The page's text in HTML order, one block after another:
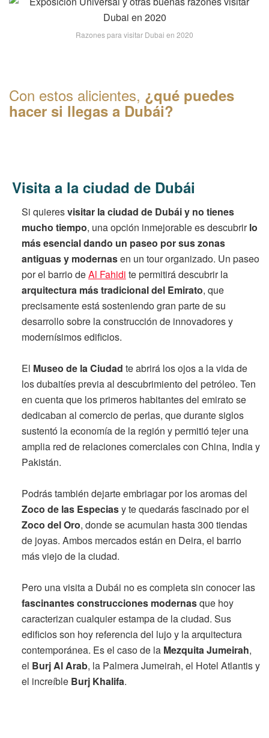
Razones para visitar Dubai en 2020
Con estos alicientes, ¿qué puedes
hacer si llegas a Dubái?
Visita a la ciudad de Dubái
Si quieresvisitar la ciudad de Dubái y no tienes
mucho tiempo, una opción inmejorable es descubrirlo
más esencial dando un paseo por sus zonas
antiguas y modernasen un tour organizado. Un paseo
por el barrio deAl Fahidi te permitirá descubrir la
arquitectura más tradicional del Emirato, que
precisamente está sosteniendo gran parte de su
desarrollo sobre la construcción de innovadores y
modernísimos edificios.
El Museo de la Ciudad te abrirá los ojos a la vida de
los dubaitíes previa al descubrimiento del petróleo. Ten
en cuenta que los primeros habitantes del emirato se
dedicaban al comercio de perlas, que durante siglos
sustentó la economía de la región y permitió tejer una
amplia red de relaciones comerciales con China, India y
Pakistán.
Podrás también dejarte embriagar por los aromas del
Zoco de las Especiasy te quedarás fascinado por el
Zoco del Oro, donde se acumulan hasta 300 tiendas
de joyas. Ambos mercados están en Deira, el barrio
más viejo de la ciudad.
Pero una visita a Dubái no es completa sin conocer las
fascinantes construcciones modernasque hoy
caracterizan cualquier estampa de la ciudad. Sus
edificios son hoy referencia del lujo y la arquitectura
contemporánea. Es el caso de la Mezquita Jumeirah,
el Burj Al Arab, la Palmera Jumeirah, el Hotel Atlantis y
el increíble Burj Khalifa.